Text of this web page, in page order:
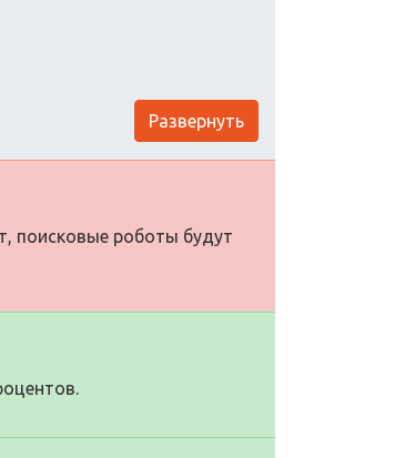
Развернуть
поисковые роботы будут